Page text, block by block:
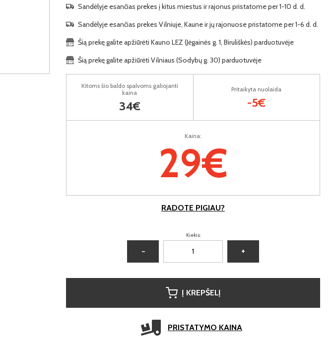
Sandėlyje esančias prekes į kitus miestus ir rajonus pristatome per 1-10 d. d.
Sandėlyje esančias prekes Vilniuje, Kaune ir jų rajonuose pristatome per 1-6 d. d.
Šią prekę galite apžiūrėti Kauno LEZ (Jėgainės g. 1, Biruliškės) parduotuvėje
Šią prekę galite apžiūrėti Vilniaus (Sodybų g. 30) parduotuvėje
Kaina:
29€
Kitoms šio baldo spalvoms galiojanti
kaina
34€
Pritaikyta nuolaida
-5€
RADOTE PIGIAU?
Kiekis:
− +
Į KREPŠELĮ
PRISTATYMO KAINA